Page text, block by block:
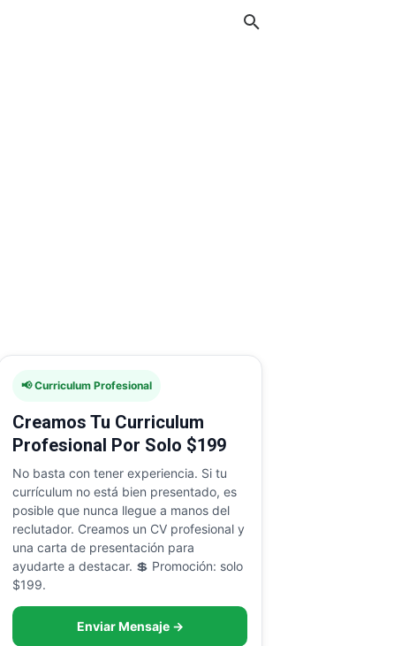
📢 Curriculum Profesional
Creamos Tu Curriculum
Profesional Por Solo $199
No basta con tener experiencia. Si tu
currículum no está bien presentado, es
posible que nunca llegue a manos del
reclutador. Creamos un CV profesional y
una carta de presentación para
ayudarte a destacar. 💲 Promoción: solo
$199.
Enviar Mensaje →